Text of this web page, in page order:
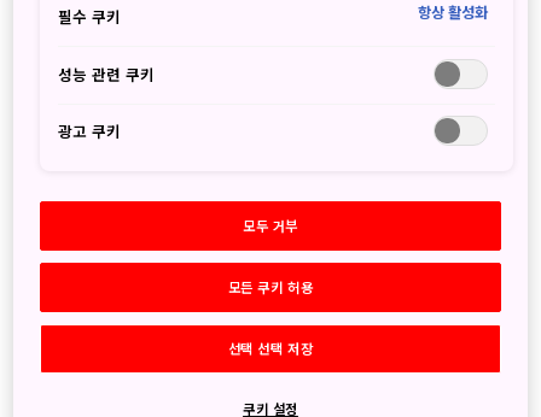
초보자에게 신세계를 선사하는 아키하바라!
줄여서 ‘아키바’라고도 불리는
는 두말할 것 없이
의 게임과 오타쿠 문화의 성지입니다. 한때는 가전제품으
이 현대적인 골목과 대형 상점을 놀이터처럼 누비고 있지요.
리듬 게임과 인형 뽑기, 카드 수집 게임 등 온갖 종류의 최첨단
게임 기기를 갖춘 오락실을 방문해 보세요.
하지만, 아키바는 과거의 영광도 잊지 않았습니다. 레트로 게
임의 천국으로서 빈티지 콘솔과 카트리지, 액세서리 등을 취급
하는 전문 가게는 물론 1990년대와 2000년대 초반의 고전 게
임 기기가 늘어선 오락실도 찾아볼 수 있습니다. 이처럼 아키
필수 쿠키 항상 활성화
성능 관련 쿠키
광고 쿠키
모두 거부
모든 쿠키 허용
선택 선택 저장
쿠키 설정